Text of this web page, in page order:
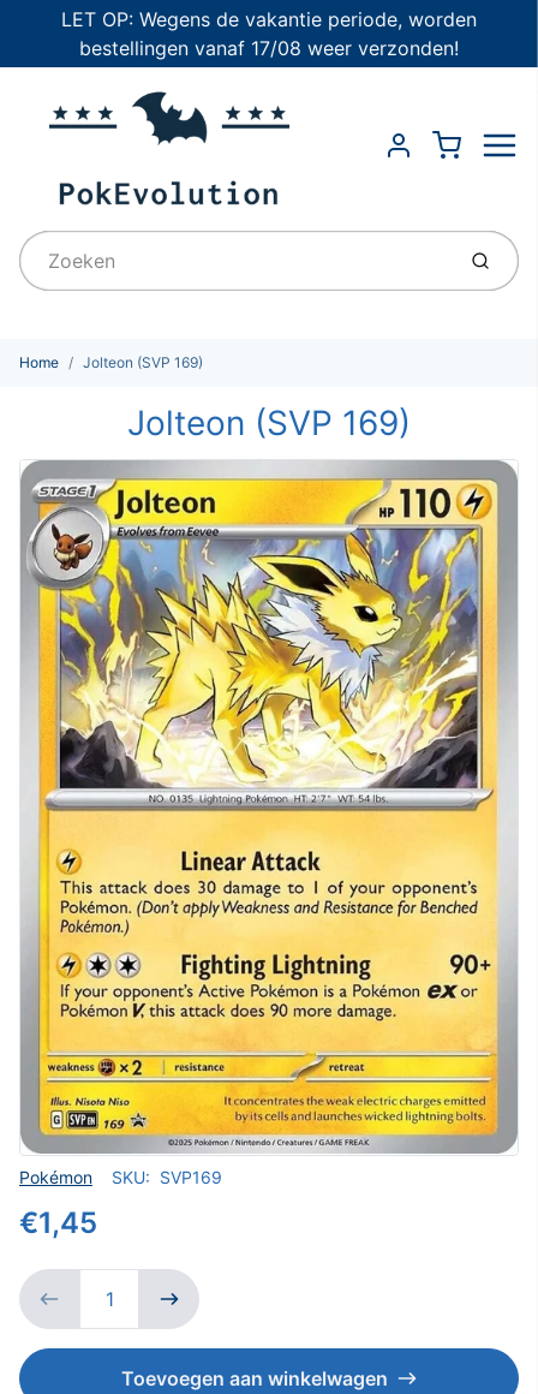
LET OP: Wegens de vakantie periode, worden
bestellingen vanaf 17/08 weer verzonden!
Account
Cart
Home Jolteon (SVP 169)
Jolteon (SVP 169)
Verkoper
Pokémon SKU: SVP169
€1,45
Toevoegen aan winkelwagen